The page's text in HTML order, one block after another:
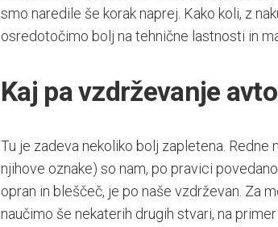
smo naredile še korak naprej. Kako koli, z
osredotočimo bolj na tehnične lastnosti in
Kaj pa vzdrževanje
Tu je zadeva nekoliko bolj zapletena. Redne
njihove oznake) so nam, po pravici
opran in bleščeč, je po naše vzdrževan. Za
naučimo še nekaterih drugih stvari, na